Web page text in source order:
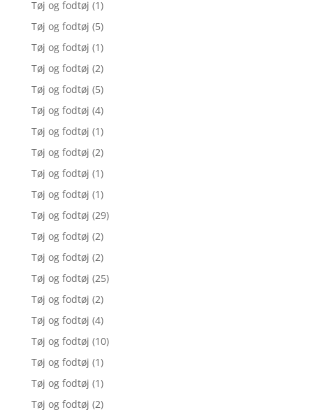
Tøj og fodtøj (1)
Tøj og fodtøj (5)
Tøj og fodtøj (1)
Tøj og fodtøj (2)
Tøj og fodtøj (5)
Tøj og fodtøj (4)
Tøj og fodtøj (1)
Tøj og fodtøj (2)
Tøj og fodtøj (1)
Tøj og fodtøj (1)
Tøj og fodtøj (29)
Tøj og fodtøj (2)
Tøj og fodtøj (2)
Tøj og fodtøj (25)
Tøj og fodtøj (2)
Tøj og fodtøj (4)
Tøj og fodtøj (10)
Tøj og fodtøj (1)
Tøj og fodtøj (1)
Tøj og fodtøj (2)